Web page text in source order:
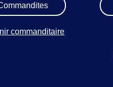
commanditaire